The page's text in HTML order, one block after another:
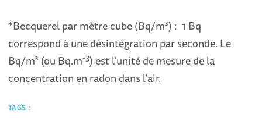
*Becquerel par mètre cube (Bq/m³) : 1 Bq
correspond à une désintégration par seconde. Le
Bq/m³ (ou Bq.m-3) est l’unité de mesure de la
concentration en radon dans l’air.
TAGS :